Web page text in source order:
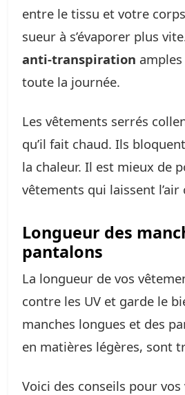
entre le tissu et votre
sueur à s’évaporer plus
anti-transpiration
toute la journée.
Les vêtements serrés
qu’il fait chaud. Ils
la chaleur. Il est mieux de
vêtements qui laissent l’air
Longueur des
pantalons
La longueur de vos
contre les UV et garde le
manches longues et des
en matières légères, sont
Voici des conseils pour vos